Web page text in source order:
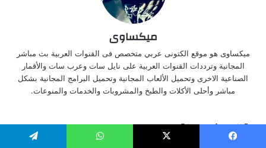
ميكساوى
ميكساوى هو موقع الكتونى عربي متخصص فى القنوات العربية بث مباشر
المجانية وترددات القنوات العربية على نايل سات وعرب سات والأقمار
الصناعية الاخرى وتحميل الألعاب المجانية وتحميل البرامج المجانية بشكل
مباشر وأحلى الأكلات والطبخ والمشروبات والخدمات والمنوعات.
مقالات ذات صلة